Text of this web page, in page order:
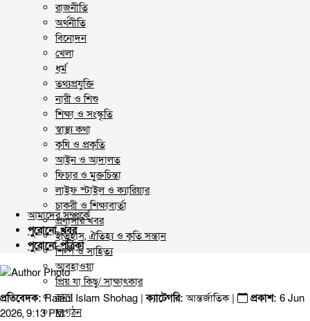
রাজনীতি
অর্থনীতি
বিনোদন
খেলা
ধর্ম
তথ্যপ্রযুক্তি
নারী ও শিশু
শিক্ষা ও সংস্কৃতি
স্বাস্থ্য কথা
কৃষি ও প্রকৃতি
আইন ও আদালত
ফিচার ও মুক্তচিন্তা
লাইফ স্টাইল ও ক্যারিয়ার
চাকরী ও শিক্ষাবার্তা
প্রবাসীর খবর
ইতিহাস, ঐতিহ্য ও কৃতি সন্তান
শিল্প ও সাহিত্য
আবহাওয়া
প্রিয় যা কিছু/ সাক্ষাৎকার
ভ্রমণ
সংগঠন
আমাদের সম্পর্কে
পুরোনো খবর
পুরোনো পত্রিকা
প্রতিবেদক:Raisul Islam Shohag |ক্যাটেগরি:আন্তর্জাতিক| প্রকাশ: 6 Jun
2026, 9:13 PM